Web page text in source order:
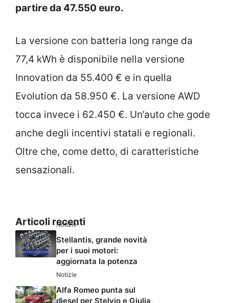
partire da 47.550 euro.
La versione con batteria long range da
77,4 kWh è disponibile nella versione
Innovation da 55.400 € e in quella
Evolution da 58.950 €. La versione AWD
tocca invece i 62.450 €. Un’auto che gode
anche degli incentivi statali e regionali.
Oltre che, come detto, di caratteristiche
sensazionali.
Articoli recenti
Notizie
Stellantis, grande novità
per i suoi motori:
aggiornata la potenza
Notizie
Alfa Romeo punta sul
diesel per Stelvio e Giulia,